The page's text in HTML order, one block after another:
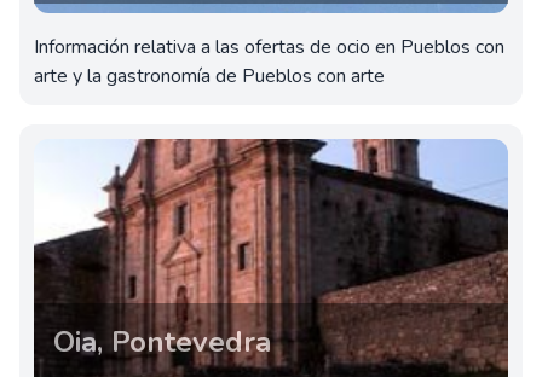
Información relativa a las ofertas de ocio en Pueblos con
arte y la gastronomía de Pueblos con arte
Oia, Pontevedra